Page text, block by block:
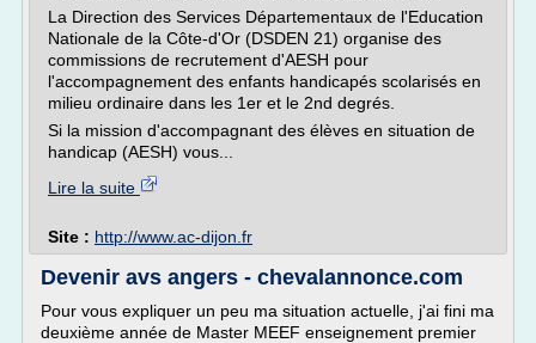
La Direction des Services Départementaux de l'Education
Nationale de la Côte-d'Or (DSDEN 21) organise des
commissions de recrutement d'AESH pour
l'accompagnement des enfants handicapés scolarisés en
milieu ordinaire dans les 1er et le 2nd degrés.
Si la mission d'accompagnant des élèves en situation de
handicap (AESH) vous...
Lire la suite
Site : http://www.ac-dijon.fr
Devenir avs angers - chevalannonce.com
Pour vous expliquer un peu ma situation actuelle, j'ai fini ma
deuxième année de Master MEEF enseignement premier